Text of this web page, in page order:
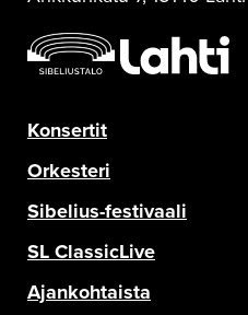
Konsertit
Orkesteri
Sibelius-festivaali
SL ClassicLive
Ajankohtaista